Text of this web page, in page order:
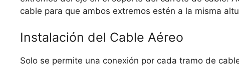
cable para que ambos extremos estén a la misma
Instalación del Cable Aéreo
Solo se permite una conexión por cada tramo de